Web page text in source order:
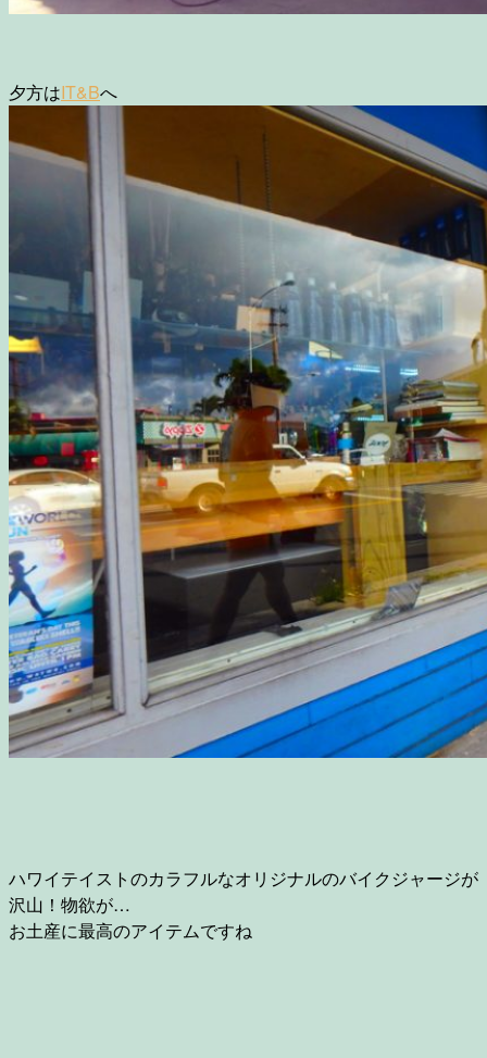
夕方はIT&Bへ
ハワイテイストのカラフルなオリジナルのバイクジャージが
沢山！物欲が…
お土産に最高のアイテムですね